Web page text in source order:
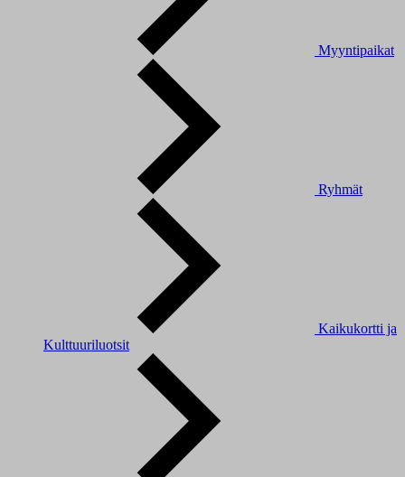
Myyntipaikat
Ryhmät
Kaikukortti ja
Kulttuuriluotsit